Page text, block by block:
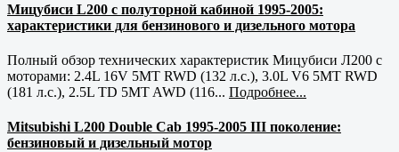
Мицубиси L200 с полуторной кабиной 1995-2005:
характеристики для бензинового и дизельного мотора
Полный обзор технических характеристик Мицубиси Л200 с
моторами: 2.4L 16V 5MT RWD (132 л.с.), 3.0L V6 5MT RWD
(181 л.с.), 2.5L TD 5MT AWD (116... Подробнее...
Mitsubishi L200 Double Cab 1995-2005 III поколение:
бензиновый и дизельный мотор